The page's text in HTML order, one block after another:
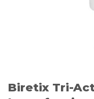
Biretix Tri-